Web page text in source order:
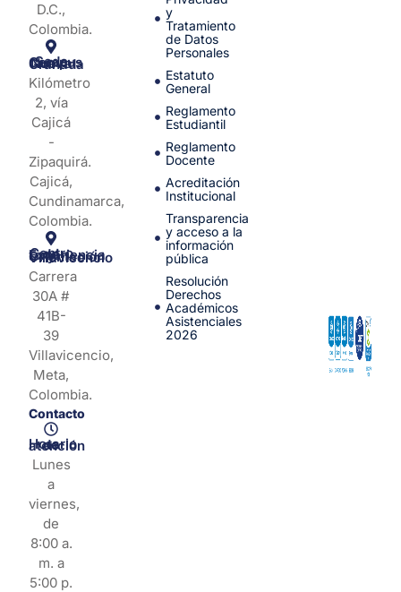
D.C.,
Colombia.
Sede Campus Nueva Granada
Kilómetro
2, vía
Cajicá
-
Zipaquirá.
Cajicá,
Cundinamarca,
Colombia.
Centro de Experiencia y Orientación Villavicencio
Carrera
30A #
41B-
39
Villavicencio,
Meta,
Colombia.
Contacto
Horario de atención
Lunes
a
viernes,
de
8:00 a.
m. a
5:00 p.
y
Tratamiento
de Datos
Personales
Estatuto
General
Reglamento
Estudiantil
Reglamento
Docente
Acreditación
Institucional
Transparencia
y acceso a la
información
pública
Resolución
Derechos
Académicos
Asistenciales
2026